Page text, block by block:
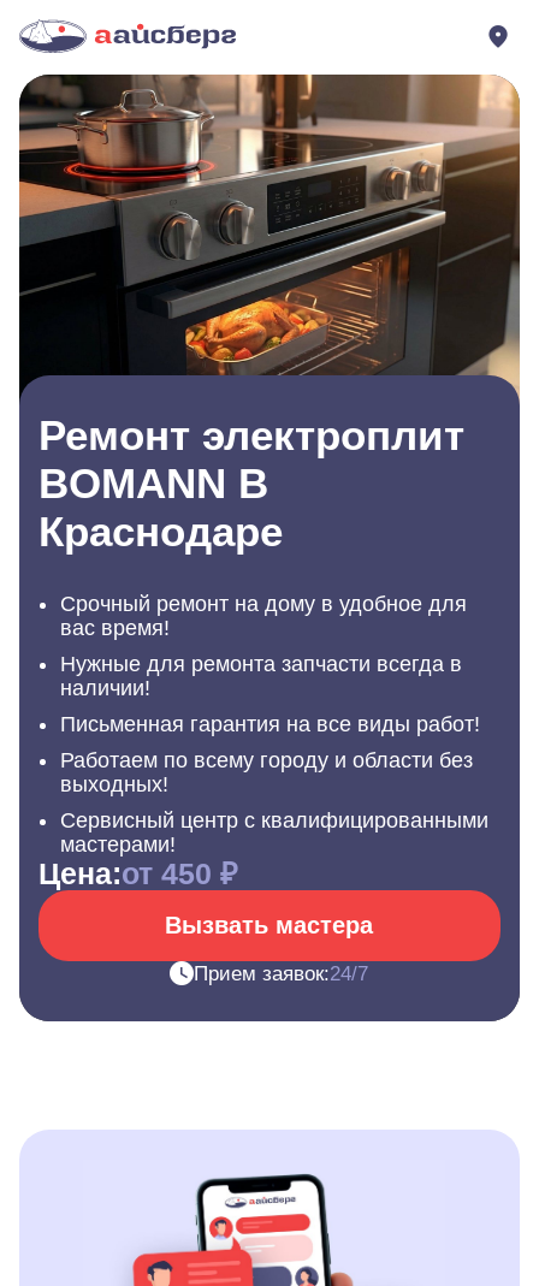
Ремонт электроплит
BOMANN В
Краснодаре
Срочный ремонт на дому в удобное для
вас время!
Нужные для ремонта запчасти всегда в
наличии!
Письменная гарантия на все виды работ!
Работаем по всему городу и области без
выходных!
Сервисный центр с квалифицированными
мастерами!
Цена:от 450 ₽
Вызвать мастера
Прием заявок:24/7